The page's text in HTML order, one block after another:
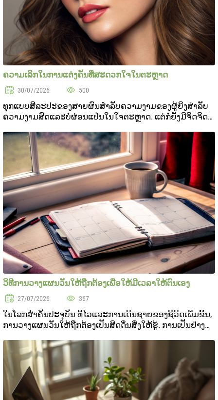
ຄວາມເລິກໃນການແຕ່ງຄັນທີ່ສະດວກໃຈໃນຕະຫຼາດ
30/07/2026 500
ທຸກແບບສິລະປະຂອງສາຍຜົນສໍາລັບຄວາມງາມຂອງຜູ້ຍິງສໍາລັບ
ຄວາມງາມສົດແລະບໍ່ຜ່ອນແປ່ນໃນໃຈຕະຫຼາດ. ແຕ່ກໍ່ຍັງມີຈິດຈິດ
ຈິດຈິດຈິດຈິດຈິດຈິດຈິດຈິດຈິດຈິດຈິດຈິດຈິດຈິ..
ວິທີການວາງແຜນວັນໃຫ້ຖືກຕ້ອງເພື່ອໃຫ້ມີເວລາໃຫ້ຕົນເອງ
27/07/2026 367
ໃນໂລກສໍາຄັນປະຈຸບັນ ທີ່ໄວແລະການເດີນຊາຍຂອງຊີວິດເພີ່ມຂຶ້ນ,
ການວາງແຜນວັນໃຫ້ຖືກຕ້ອງເປັນສິດດິ່ນສິ່ງໃຫ້ຮູ້. ການເປັນຢ່າງ
ສິ່ງໃຫ້ເວລາສໍາລັບຄວາມສຽງທີ່ເປັນສິ່ງ..